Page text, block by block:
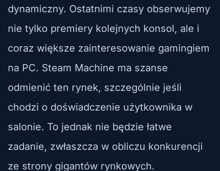
dynamiczny. Ostatnimi czasy obserwujemy
nie tylko premiery kolejnych konsol, ale i
coraz większe zainteresowanie gamingiem
na PC. Steam Machine ma szanse
odmienić ten rynek, szczególnie jeśli
chodzi o doświadczenie użytkownika w
salonie. To jednak nie będzie łatwe
zadanie, zwłaszcza w obliczu konkurencji
ze strony gigantów rynkowych.